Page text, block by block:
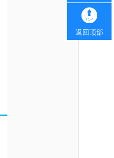
返回顶部